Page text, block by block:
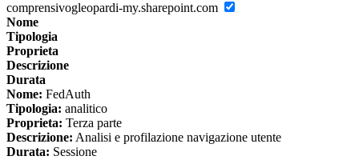
comprensivogleopardi-my.sharepoint.com
Nome
Tipologia
Proprieta
Descrizione
Durata
Nome: FedAuth
Tipologia: analitico
Proprieta: Terza parte
Descrizione: Analisi e profilazione navigazione utente
Durata: Sessione